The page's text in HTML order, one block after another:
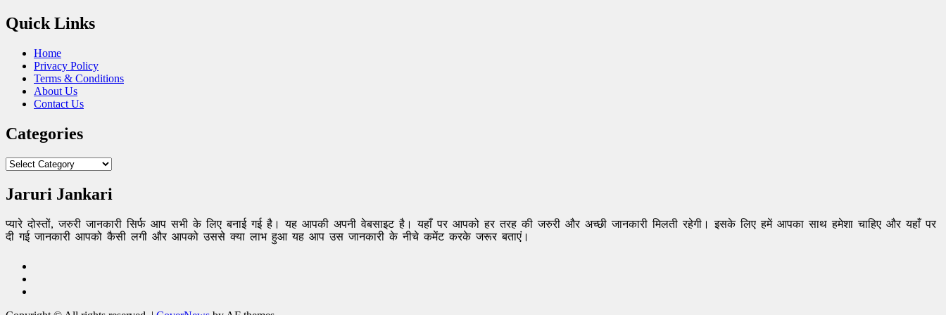
Quick Links
Home
Privacy Policy
Terms & Conditions
About Us
Contact Us
Categories
Categories
Jaruri Jankari
प्यारे दोस्तों, जरुरी जानकारी सिर्फ आप सभी के लिए बनाई गई है। यह आपकी अपनी वेबसाइट है। यहाँ पर आपको हर तरह की जरुरी और अच्छी जानकारी मिलती रहेगी। इसके लिए हमें आपका साथ हमेशा चाहिए और यहाँ पर
दी गई जानकारी आपको कैसी लगी और आपको उससे क्या लाभ हुआ यह आप उस जानकारी के नीचे कमेंट करके जरूर बताएं।